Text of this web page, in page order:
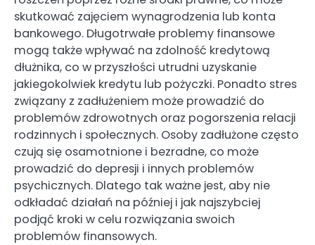
skutkować zajęciem wynagrodzenia lub konta
bankowego. Długotrwałe problemy finansowe
mogą także wpływać na zdolność kredytową
dłużnika, co w przyszłości utrudni uzyskanie
jakiegokolwiek kredytu lub pożyczki. Ponadto stres
związany z zadłużeniem może prowadzić do
problemów zdrowotnych oraz pogorszenia relacji
rodzinnych i społecznych. Osoby zadłużone często
czują się osamotnione i bezradne, co może
prowadzić do depresji i innych problemów
psychicznych. Dlatego tak ważne jest, aby nie
odkładać działań na później i jak najszybciej
podjąć kroki w celu rozwiązania swoich
problemów finansowych.